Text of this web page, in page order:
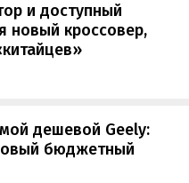
и доступный
новый кроссовер,
дешевой Geely:
бюджетный